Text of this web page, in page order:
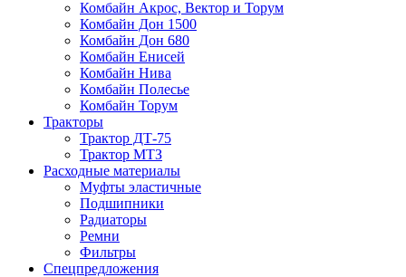
Комбайн Акрос, Вектор и Торум
Комбайн Дон 1500
Комбайн Дон 680
Комбайн Енисей
Комбайн Нива
Комбайн Полесье
Комбайн Торум
Тракторы
Трактор ДТ-75
Трактор МТЗ
Расходные материалы
Муфты эластичные
Подшипники
Радиаторы
Ремни
Фильтры
Спецпредложения